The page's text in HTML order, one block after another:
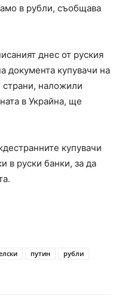
в рубли, съобщава
днес от руския
документа купувачи на
страни, наложили
в Украйна, ще
купувачи
в руски банки, за да
путин
рубли